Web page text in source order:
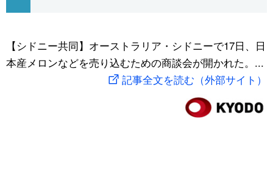
社会
文化
旅と暮らし
動画/Live
暮らし
スポーツ・東京2020
【シドニー共同】オーストラリア・シドニーで17日、日
本産メロンなどを売り込むための商談会が開かれた。...
記事全文を読む（外部サイト）